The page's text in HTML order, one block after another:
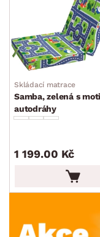
Skládací matrace
Samba, zelená s
autodráhy
1 199.00 Kč